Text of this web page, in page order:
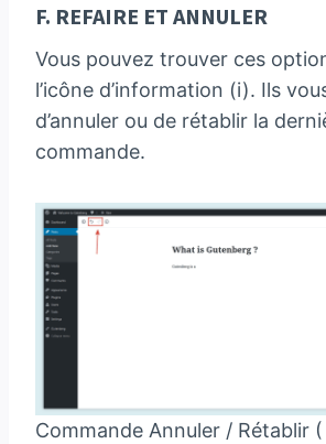
F. REFAIRE ET ANNULER
Vous pouvez trouver ces
l’icône d’information (i). Ils
d’annuler ou de rétablir la
commande.
Commande Annuler / Rétablir (